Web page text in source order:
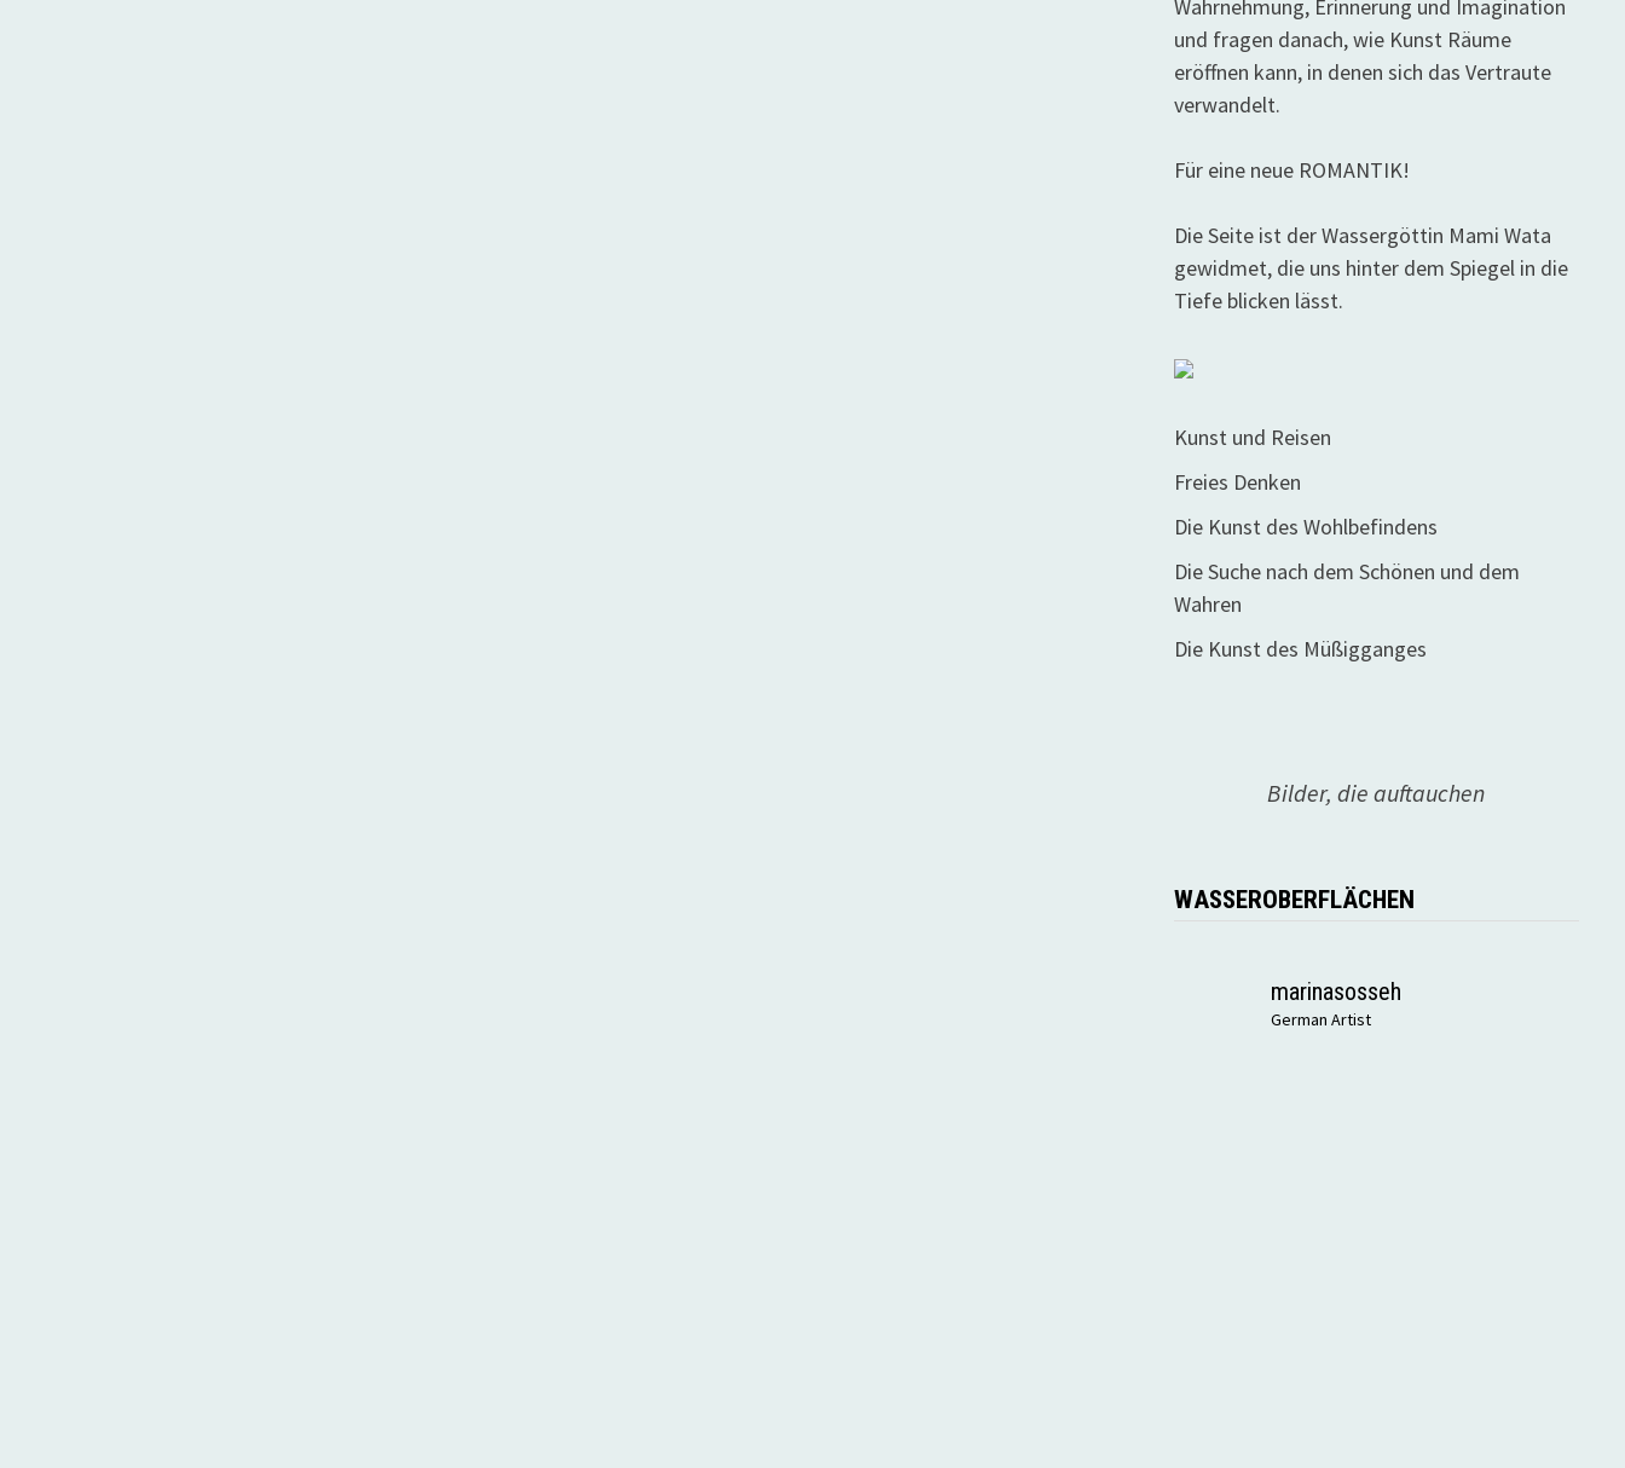
Wahrnehmung, Erinnerung und Imagination
und fragen danach, wie Kunst Räume
eröffnen kann, in denen sich das Vertraute
verwandelt.
Für eine neue ROMANTIK!
Die Seite ist der Wassergöttin Mami Wata
gewidmet, die uns hinter dem Spiegel in die
Tiefe blicken lässt.
Kunst und Reisen
Freies Denken
Die Kunst des Wohlbefindens
Die Suche nach dem Schönen und dem
Wahren
Die Kunst des Müßigganges
Bilder, die auftauchen
WASSEROBERFLÄCHEN
marinasosseh
German Artist